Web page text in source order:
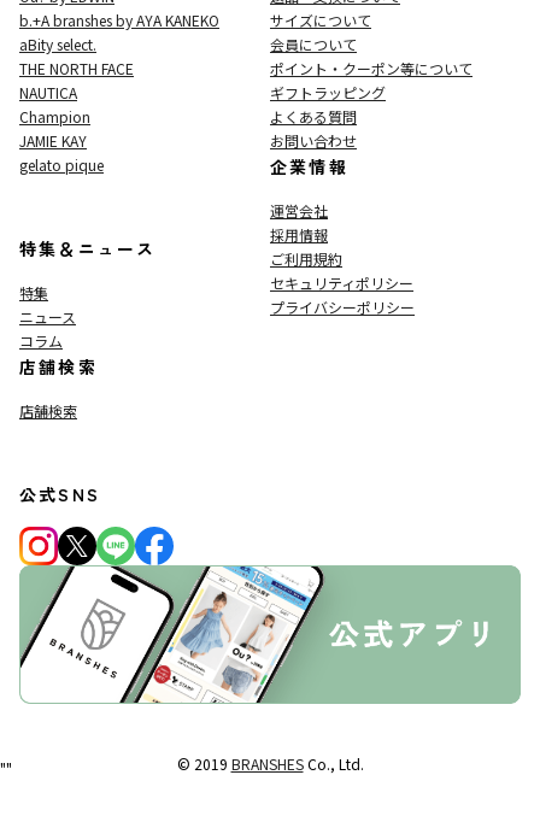
b.+A branshes by AYA KANEKO
aBity select.
THE NORTH FACE
NAUTICA
Champion
JAMIE KAY
gelato pique
特集＆ニュース
特集
ニュース
コラム
店舗検索
店舗検索
サイズについて
会員について
ポイント・クーポン等について
ギフトラッピング
よくある質問
お問い合わせ
企業情報
運営会社
採用情報
ご利用規約
セキュリティポリシー
プライバシーポリシー
公式SNS
© 2019 BRANSHESCo., Ltd.
""